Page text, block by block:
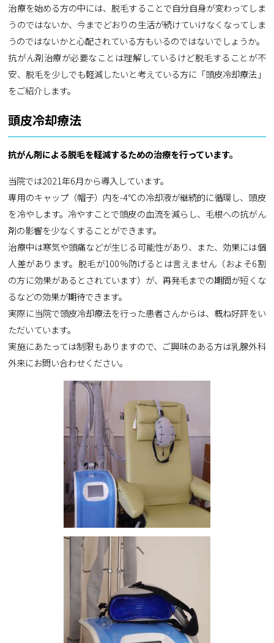
治療を始める方の中には、脱毛することで自分自身が変わってしま
うのではないか、今までどおりの生活が続けていけなくなってしま
うのではないかと心配されている方もいるのではないでしょうか。
抗がん剤治療が必要なことは理解しているけど脱毛することが不
安、脱毛を少しでも軽減したいと考えている方に「頭皮冷却療法」
をご紹介します。
頭皮冷却療法
抗がん剤による脱毛を軽減するための治療を行っています。
当院では2021年6月から導入しています。
専用のキャップ（帽子）内を-4℃の冷却液が継続的に循環し、頭皮
を冷やします。冷やすことで頭皮の血流を減らし、毛根への抗がん
剤の影響を少なくすることができます。
治療中は寒気や頭痛などが生じる可能性があり、また、効果には個
人差があります。脱毛が100％防げるとは言えません（およそ6割
の方に効果があるとされています）が、再発毛までの期間が短くな
るなどの効果が期待できます。
実際に当院で頭皮冷却療法を行った患者さんからは、概ね好評をい
ただいています。
実施にあたっては制限もありますので、ご興味のある方は乳腺外科
外来にお問い合わせください。